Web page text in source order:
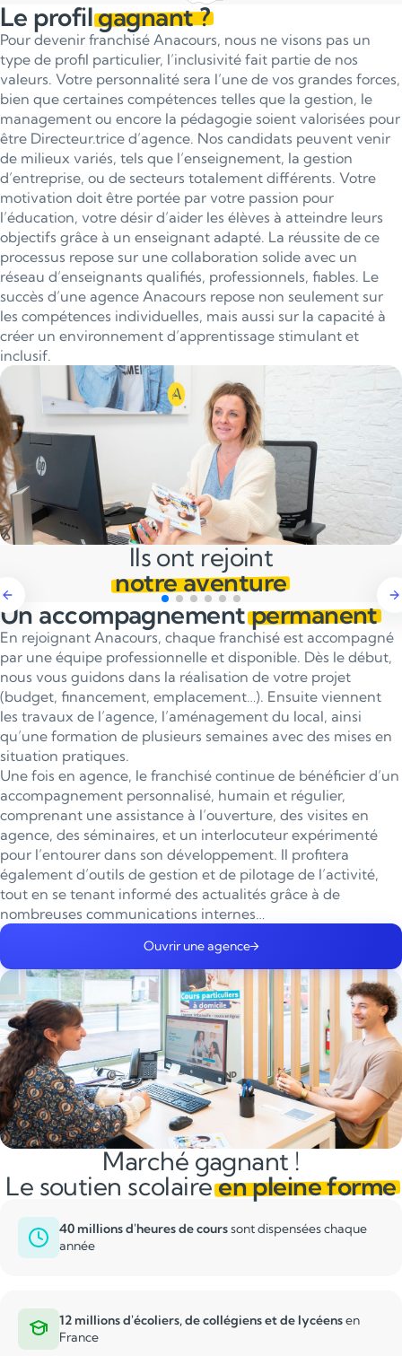
Le profilgagnant ?
Pour devenir franchisé Anacours, nous ne visons pas un
type de profil particulier, l’inclusivité fait partie de nos
valeurs. Votre personnalité sera l’une de vos grandes forces,
bien que certaines compétences telles que la gestion, le
management ou encore la pédagogie soient valorisées pour
être Directeur.trice d’agence. Nos candidats peuvent venir
de milieux variés, tels que l’enseignement, la gestion
d’entreprise, ou de secteurs totalement différents. Votre
motivation doit être portée par votre passion pour
l’éducation, votre désir d’aider les élèves à atteindre leurs
objectifs grâce à un enseignant adapté. La réussite de ce
processus repose sur une collaboration solide avec un
réseau d’enseignants qualifiés, professionnels, fiables. Le
succès d’une agence Anacours repose non seulement sur
les compétences individuelles, mais aussi sur la capacité à
créer un environnement d’apprentissage stimulant et
inclusif.
Ils ont rejoint
notre aventure
Un accompagnementpermanent
En rejoignant Anacours, chaque franchisé est accompagné
par une équipe professionnelle et disponible. Dès le début,
nous vous guidons dans la réalisation de votre projet
(budget, financement, emplacement…). Ensuite viennent
les travaux de l’agence, l’aménagement du local, ainsi
qu’une formation de plusieurs semaines avec des mises en
situation pratiques.
Une fois en agence, le franchisé continue de bénéficier d’un
accompagnement personnalisé, humain et régulier,
comprenant une assistance à l’ouverture, des visites en
agence, des séminaires, et un interlocuteur expérimenté
pour l’entourer dans son développement. Il profitera
également d’outils de gestion et de pilotage de l’activité,
tout en se tenant informé des actualités grâce à de
nombreuses communications internes…
Ouvrir une agence
Marché gagnant !
Le soutien scolaireen pleine forme
40 millions d'heures de courssont dispensées chaque
année
12 millions d'écoliers, de collégiens et de lycéensen
France